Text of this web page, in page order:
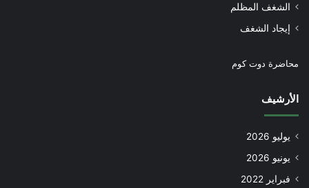
الشغف المظلم
إيجاد الشغف
محاضرة دوت كوم
الأرشيف
يوليو 2026
يونيو 2026
فبراير 2022